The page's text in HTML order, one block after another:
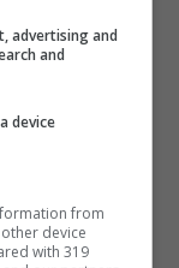
advertising and
and
device
from
device
with 319